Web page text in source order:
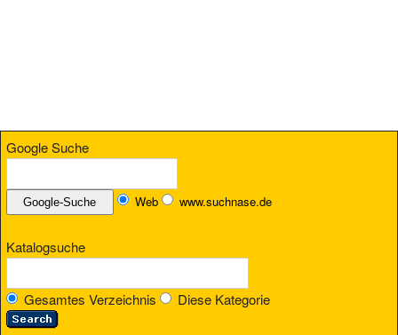
Google Suche
Web www.suchnase.de
Katalogsuche
Gesamtes Verzeichnis Diese Kategorie